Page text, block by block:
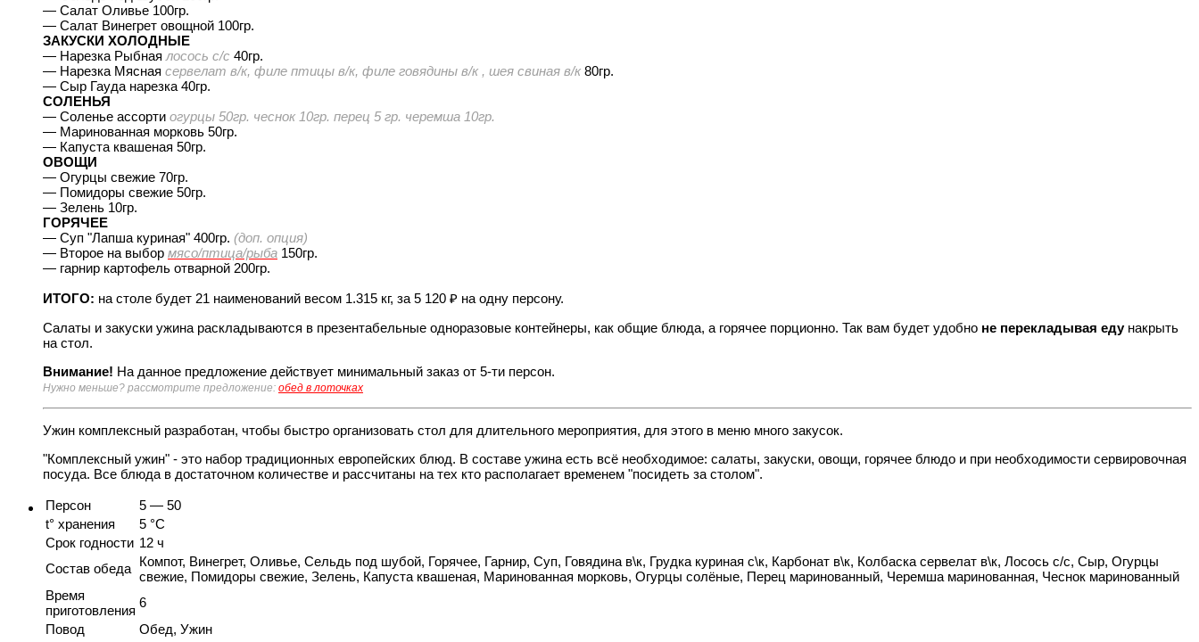
— Салат Оливье 100гр.
— Салат Винегрет овощной 100гр.
ЗАКУСКИ ХОЛОДНЫЕ
— Нарезка Рыбная лосось с/с 40гр.
— Нарезка Мясная сервелат в/к, филе птицы в/к, филе говядины в/к , шея свиная в/к 80гр.
— Сыр Гауда нарезка 40гр.
СОЛЕНЬЯ
— Соленье ассорти огурцы 50гр. чеснок 10гр. перец 5 гр. черемша 10гр.
— Маринованная морковь 50гр.
— Капуста квашеная 50гр.
ОВОЩИ
— Огурцы свежие 70гр.
— Помидоры свежие 50гр.
— Зелень 10гр.
ГОРЯЧЕЕ
— Суп "Лапша куриная" 400гр. (доп. опция)
— Второе на выбор мясо/птица/рыба 150гр.
— гарнир картофель отварной 200гр.
ИТОГО: на столе будет 21 наименований весом 1.315 кг, за 5 120
на одну персону.
Салаты и закуски ужина раскладываются в презентабельные одноразовые контейнеры, как общие блюда, а горячее порционно. Так вам будет удобно не перекладывая едунакрыть
на стол.
Внимание! На данное предложение действует минимальный заказ от 5-ти персон.
Нужно меньше? рассмотрите предложение: обед в лоточках
Ужин комплексный разработан, чтобы быстро организовать стол для длительного мероприятия, для этого в меню много закусок.
"Комплексный ужин" - это набор традиционных европейских блюд. В составе ужина есть всё необходимое: салаты, закуски, овощи, горячее блюдо и при необходимости сервировочная
посуда. Все блюда в достаточном количестве и рассчитаны на тех кто располагает временем "посидеть за столом".
Персон
5 — 50
t° хранения
5 °C
Срок годности 12 ч
Состав обеда Компот, Винегрет, Оливье, Сельдь под шубой, Горячее, Гарнир, Суп, Говядина в\к, Грудка куриная с\к, Карбонат в\к, Колбаска сервелат в\к, Лосось с/с, Сыр, Огурцы
свежие, Помидоры свежие, Зелень, Капуста квашеная, Маринованная морковь, Огурцы солёные, Перец маринованный, Черемша маринованная, Чеснок маринованный
Время
приготовления
6
Повод
Обед, Ужин